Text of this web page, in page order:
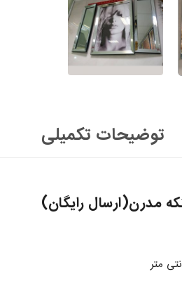
توضیحات تکمیلی